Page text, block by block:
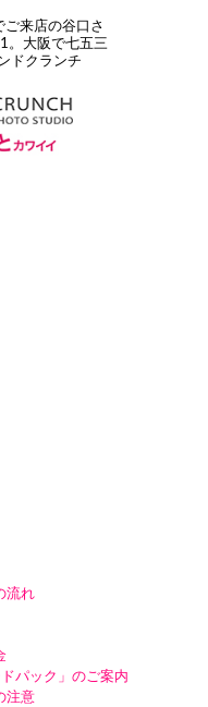
来店の谷口さ
。大阪で七五三
ドクランチ
流れ
パック」のご案内
注意